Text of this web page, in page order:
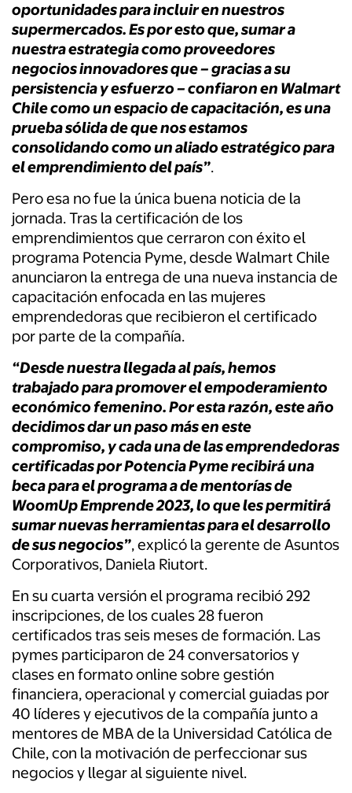
oportunidades para incluir en nuestros
supermercados. Es por esto que, sumar a
nuestra estrategia como proveedores
negocios innovadores que – gracias a su
persistencia y esfuerzo – confiaron en Walmart
Chile como un espacio de capacitación, es una
prueba sólida de que nos estamos
consolidando como un aliado estratégico para
el emprendimiento del país”.
Pero esa no fue la única buena noticia de la
jornada. Tras la certificación de los
emprendimientos que cerraron con éxito el
programa Potencia Pyme, desde Walmart Chile
anunciaron la entrega de una nueva instancia de
capacitación enfocada en las mujeres
emprendedoras que recibieron el certificado
por parte de la compañía.
“Desde nuestra llegada al país, hemos
trabajado para promover el empoderamiento
económico femenino. Por esta razón, este año
decidimos dar un paso más en este
compromiso, y cada una de las emprendedoras
certificadas por Potencia Pyme recibirá una
beca para el programa a de mentorías de
WoomUp Emprende 2023, lo que les permitirá
sumar nuevas herramientas para el desarrollo
de sus negocios”, explicó la gerente de Asuntos
Corporativos, Daniela Riutort.
En su cuarta versión el programa recibió 292
inscripciones, de los cuales 28 fueron
certificados tras seis meses de formación. Las
pymes participaron de 24 conversatorios y
clases en formato online sobre gestión
financiera, operacional y comercial guiadas por
40 líderes y ejecutivos de la compañía junto a
mentores de MBA de la Universidad Católica de
Chile, con la motivación de perfeccionar sus
negocios y llegar al siguiente nivel.